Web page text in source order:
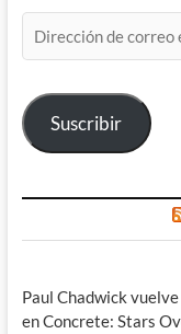
de
electrónico
Suscribir
Paul Chadwick
en Concrete: Stars